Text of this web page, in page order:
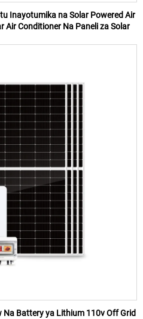
Inayotumika na Solar Powered Air
Air Conditioner Na Paneli za Solar
Battery ya Lithium 110v Off Grid